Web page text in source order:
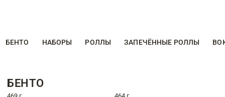
БЕНТО НАБОРЫ РОЛЛЫ ЗАПЕЧЁННЫЕ РОЛЛЫ
БЕНТО